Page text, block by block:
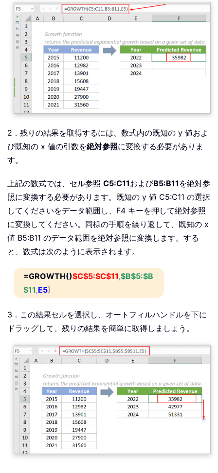
2．残りの結果を取得するには、数式内の既知の y 値およ
び既知の x 値の引数を絶対参照に変換する必要がありま
す。
上記の数式では、セル参照 C5:C11およびB5:B11 を絶対参
照に変換する必要があります。既知の y 値 C5:C11 の選択
してくださいをデータ範囲し、F4 キーを押して絶対参照
に変換してください。同様の手順を繰り返して、既知の x
値 B5:B11 のデータ範囲を絶対参照に変換します。する
と、数式は次のように表示されます。
=GROWTH()$C$5:$C$11,$B$5:$B
$11,E5)
3．この結果セルを選択し、オートフィルハンドルを下に
ドラッグして、残りの結果を簡単に取得しましょう。